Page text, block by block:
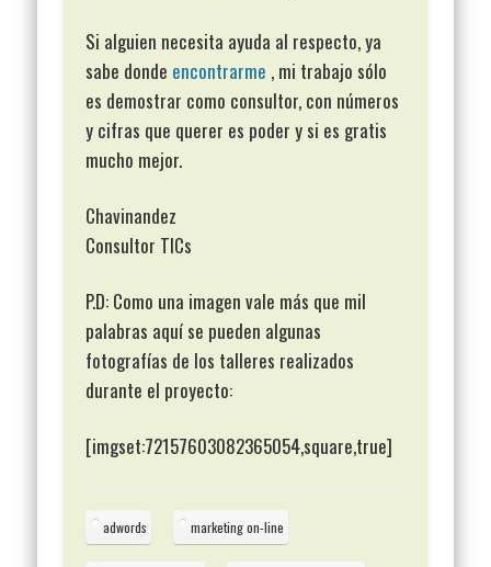
Si alguien necesita ayuda al respecto, ya
sabe donde encontrarme , mi trabajo sólo
es demostrar como consultor, con números
y cifras que querer es poder y si es gratis
mucho mejor.
Chavinandez
Consultor TICs
P.D: Como una imagen vale más que mil
palabras aquí se pueden algunas
fotografías de los talleres realizados
durante el proyecto:
[imgset:72157603082365054,square,true]
adwords marketing on-line